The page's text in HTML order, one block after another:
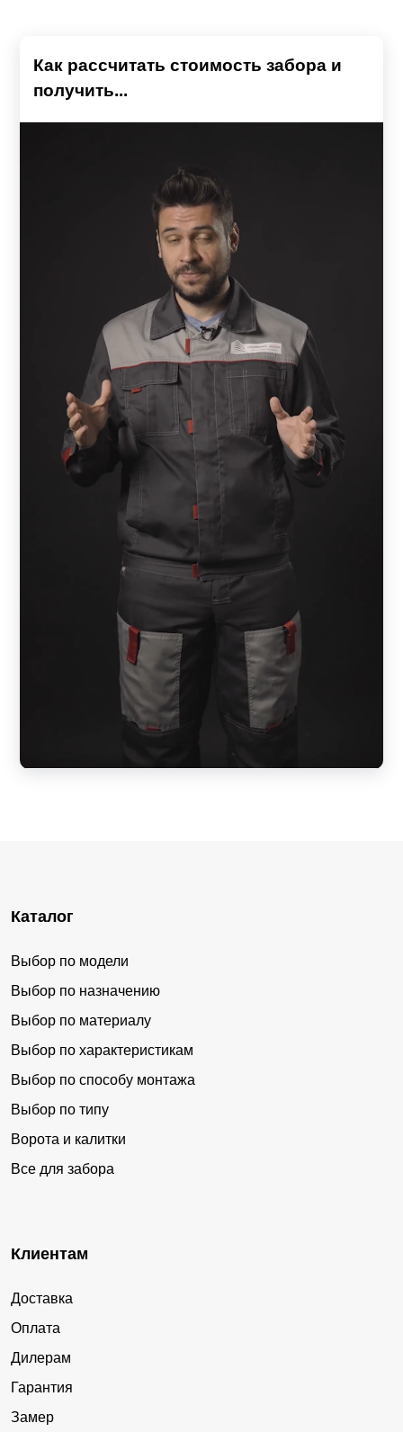
Как рассчитать стоимость забора и
получить...
Каталог
Выбор по модели
Выбор по назначению
Выбор по материалу
Выбор по характеристикам
Выбор по способу монтажа
Выбор по типу
Ворота и калитки
Все для забора
Клиентам
Доставка
Оплата
Дилерам
Гарантия
Замер